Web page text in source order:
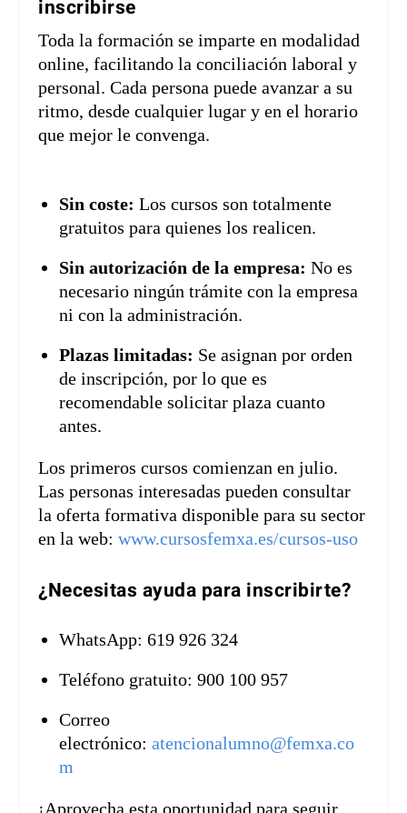
inscribirse
Toda la formación se imparte en modalidad
online, facilitando la conciliación laboral y
personal. Cada persona puede avanzar a su
ritmo, desde cualquier lugar y en el horario
que mejor le convenga.
Sin coste: Los cursos son totalmente
gratuitos para quienes los realicen.
Sin autorización de la empresa: No es
necesario ningún trámite con la empresa
ni con la administración.
Plazas limitadas: Se asignan por orden
de inscripción, por lo que es
recomendable solicitar plaza cuanto
antes.
Los primeros cursos comienzan en julio.
Las personas interesadas pueden consultar
la oferta formativa disponible para su sector
en la web:www.cursosfemxa.es/cursos-uso
¿Necesitas ayuda para inscribirte?
WhatsApp: 619 926 324
Teléfono gratuito: 900 100 957
Correo
electrónico:atencionalumno@femxa.co
m
¡Aprovecha esta oportunidad para seguir